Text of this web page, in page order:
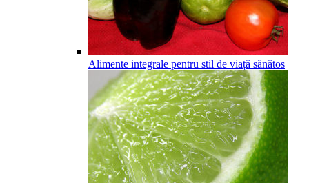
Alimente integrale pentru stil de viață sănătos